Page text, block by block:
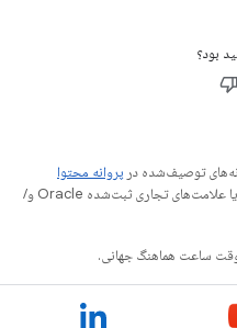
بود؟
توصیف‌شده در پروانه محتوا
هستند. جاوا و OpenJDK علامت‌های تجاری یا علامت‌های تجاری ثبت‌شده Oracle و/